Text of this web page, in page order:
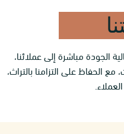
الجودة مباشرة إلى عملائنا،
الحفاظ على التزامنا بالتراث،